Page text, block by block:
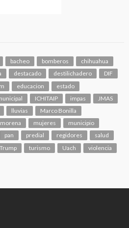
bacheo bomberos
chihuahua
destacado destilichadero
DIF
educacion
estado
ICHITAIP impas
JMAS
lluvias
Marco Bonilla
morena mujeres
municipio
pan predial regidores
salud
Trump turismo Uach violencia